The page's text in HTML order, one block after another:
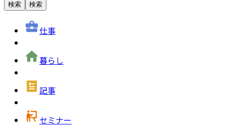
検索 検索
仕事
暮らし
記事
セミナー